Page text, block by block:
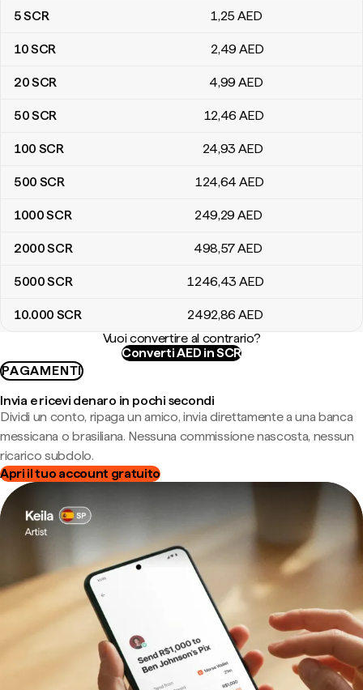
Tabella di conversione da rupie delle Seychelles a dirham degli
5SCR 1,25 AED
10SCR 2,49 AED
20SCR 4,99 AED
50SCR 12,46 AED
100 SCR 24,93 AED
500 SCR 124,64 AED
1000SCR 249,29 AED
2000SCR 498,57AED
5000SCR 1246,43 AED
10.000 SCR 2492,86 AED
Vuoi convertire al contrario?
Converti AED in SCR
PAGAMENTI
Invia e ricevi denaro in pochi secondi
Dividi un conto, ripaga un amico, invia direttamente a una banca
messicana o brasiliana. Nessuna commissione nascosta, nessun
ricarico subdolo.
Apri il tuo account gratuito